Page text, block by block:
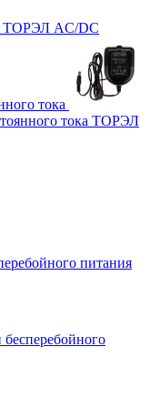
ТОРЭЛ AC/DC
тока
тока ТОРЭЛ
питания